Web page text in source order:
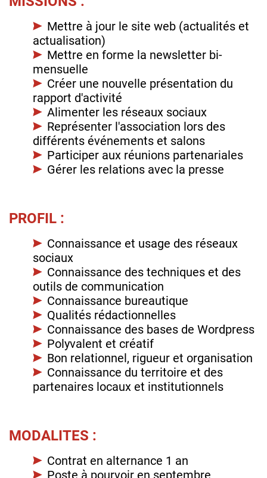
Mettre à jour le site web (actualités et
actualisation)
Mettre en forme la newsletter bi-
mensuelle
Créer une nouvelle présentation du
rapport d'activité
Alimenter les réseaux sociaux
Représenter l'association lors des
différents événements et salons
Participer aux réunions partenariales
Gérer les relations avec la presse
PROFIL :
Connaissance et usage des réseaux
sociaux
Connaissance des techniques et des
outils de communication
Connaissance bureautique
Qualités rédactionnelles
Connaissance des bases de Wordpress
Polyvalent et créatif
Bon relationnel, rigueur et organisation
Connaissance du territoire et des
partenaires locaux et institutionnels
MODALITES :
Contrat en alternance 1 an
Poste à pourvoir en septembre